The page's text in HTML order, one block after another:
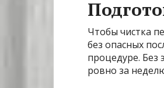
Чтобы чистка
без опасных
процедуре. Без
ровно за